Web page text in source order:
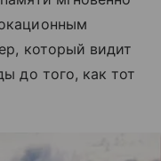
который видит
до того, как тот